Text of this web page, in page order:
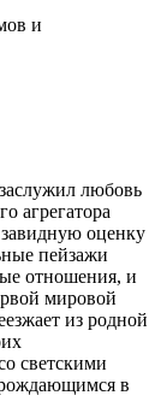
любовь
агрегатора
оценку
пейзажи
отношения, и
мировой
из родной
светскими
в